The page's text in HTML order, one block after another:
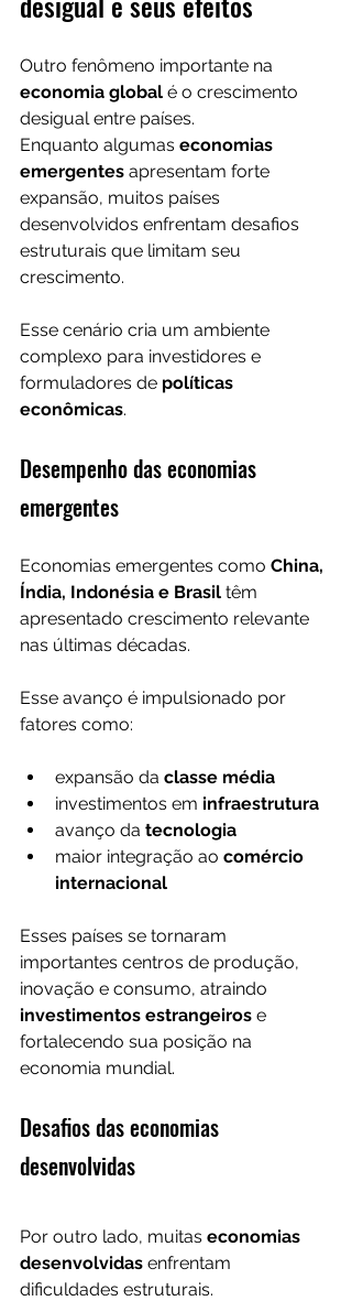
Outro fenômeno importante na
economia global é o crescimento
desigual entre países.
Enquanto algumas economias
emergentes apresentam forte
expansão, muitos países
desenvolvidos enfrentam desafios
estruturais que limitam seu
crescimento.
Esse cenário cria um ambiente
complexo para investidores e
formuladores de políticas
econômicas.
Desempenho das economias
emergentes
Economias emergentes como China,
Índia, Indonésia e Brasil têm
apresentado crescimento relevante
nas últimas décadas.
Esse avanço é impulsionado por
fatores como:
expansão da classe média
investimentos em infraestrutura
avanço da tecnologia
maior integração ao comércio
internacional
Esses países se tornaram
importantes centros de produção,
inovação e consumo, atraindo
investimentos estrangeiros e
fortalecendo sua posição na
economia mundial.
Desafios das economias
desenvolvidas
Por outro lado, muitas economias
desenvolvidas enfrentam
dificuldades estruturais.